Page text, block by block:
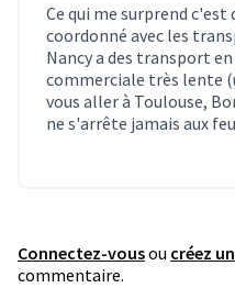
Ce qui me surprend c'est
coordonné avec les
Nancy a des transport
commerciale très lente
vous aller à Toulouse,
ne s'arrête jamais aux
Connectez-vousou créez
commentaire.